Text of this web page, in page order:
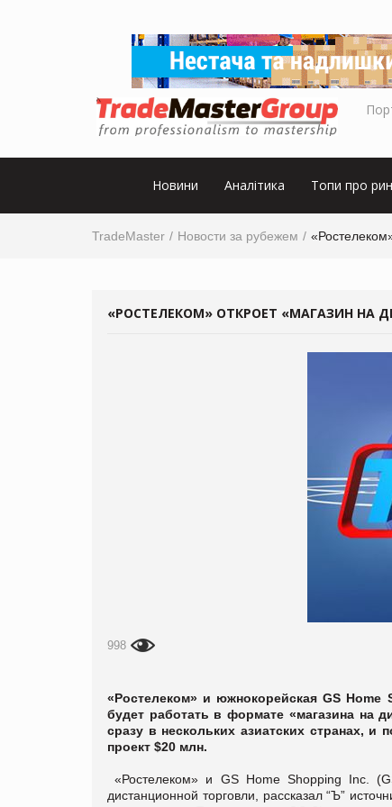
Новини Аналітика Топи про
TradeMaster Новости за рубежем
«РОСТЕЛЕКОМ» ОТКРОЕТ «МАГАЗИН НА
998
«Ростелеком» и южнокорейская GS
будет работать в формате «магазина на
сразу в нескольких азиатских странах,
проект $20 млн.
«Ростелеком» и GS Home Shopping Inc.
дистанционной торговли, рассказал “Ъ”